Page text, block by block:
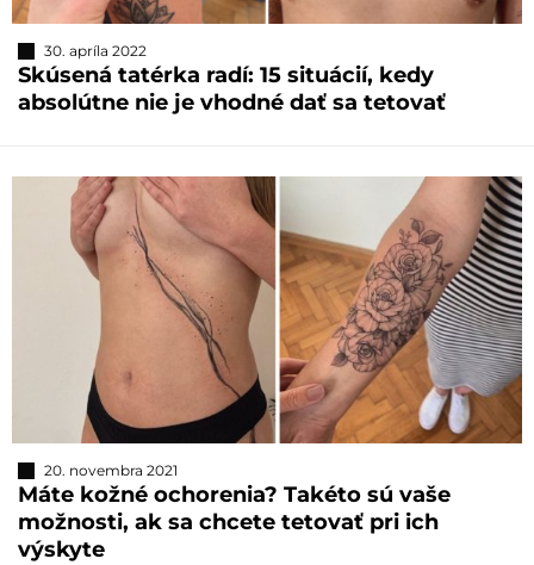
30. apríla 2022
Skúsená tatérka radí: 15 situácií, kedy
absolútne nie je vhodné dať sa tetovať
20. novembra 2021
Máte kožné ochorenia? Takéto sú vaše
možnosti, ak sa chcete tetovať pri ich
výskyte